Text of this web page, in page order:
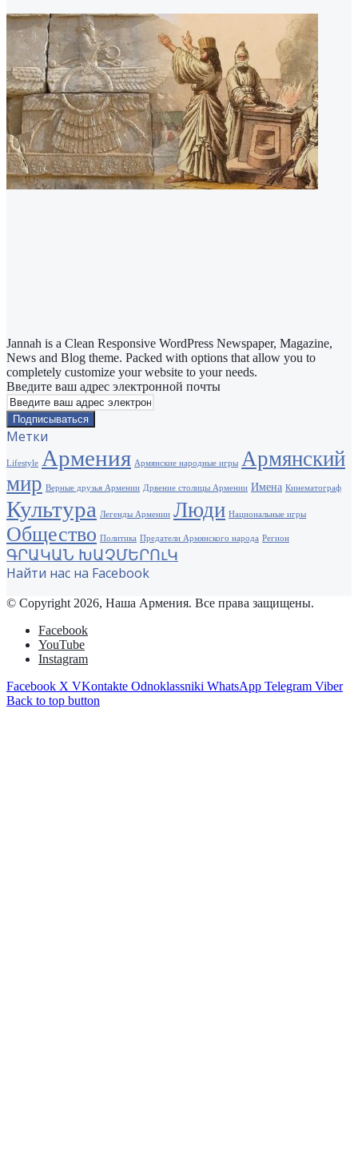
Jannah is a Clean Responsive WordPress Newspaper, Magazine,
News and Blog theme. Packed with options that allow you to
completely customize your website to your needs.
Введите ваш адрес электронной почты
Метки
Lifestyle Армения Армянские народные игры Армянский
мир Верные друзья Армении Дрвение столицы Армении Имена Кинематограф
Культура Легенды Армении Люди Национальные игры
Общество Политика Предатели Армянского народа Регион
ԳՐԱԿԱՆ ԽԱՉՄԵՐՈւԿ
Найти нас на Facebook
© Copyright 2026, Наша Армения. Все права защищены.
Facebook
YouTube
Instagram
Facebook X VKontakte Odnoklassniki WhatsApp Telegram Viber
Back to top button